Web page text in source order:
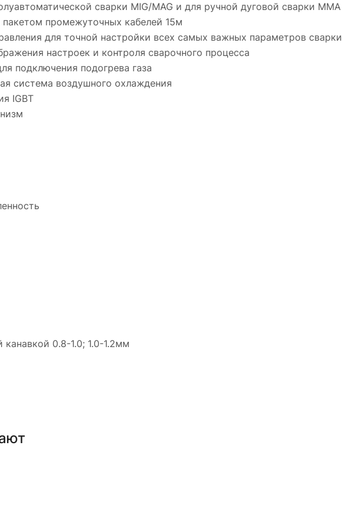
сварки MIG/MAG и для ручной дуговой сварки MMA
промежуточных кабелей 15м
для точной настройки всех самых важных параметров сварки
настроек и контроля сварочного процесса
подключения подогрева газа
система воздушного охлаждения
IGBT
0.8-1.0; 1.0-1.2мм